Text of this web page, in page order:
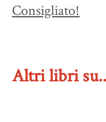
Consigliato!
Altri libri